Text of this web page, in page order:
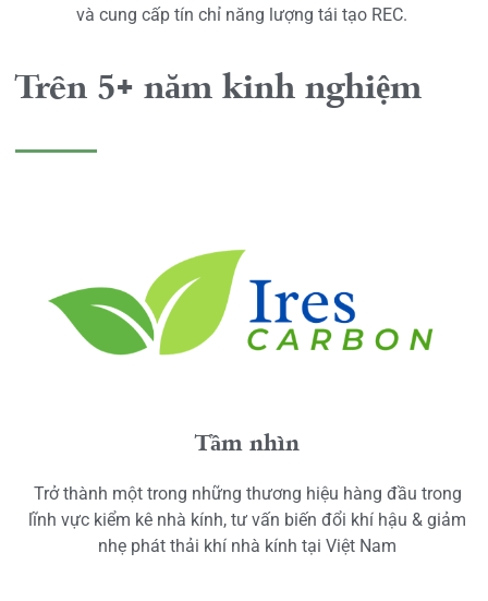
và cung cấp tín chỉ năng lượng tái tạo REC.
Trên 5+ năm kinh nghiệm
Tầm nhìn
Trở thành một trong những thương hiệu hàng đầu trong
lĩnh vực kiểm kê nhà kính, tư vấn biến đổi khí hậu & giảm
nhẹ phát thải khí nhà kính tại Việt Nam